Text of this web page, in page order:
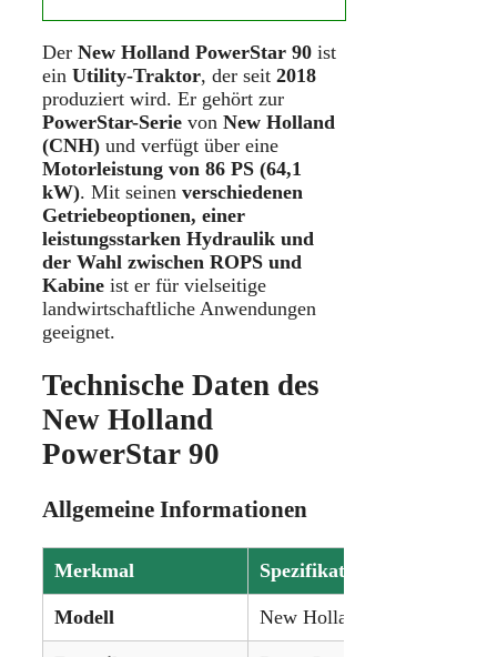
Der New Holland PowerStar 90 ist
ein Utility-Traktor, der seit 2018
produziert wird. Er gehört zur
PowerStar-Serie von New Holland
(CNH) und verfügt über eine
Motorleistung von 86 PS (64,1
kW). Mit seinen verschiedenen
Getriebeoptionen, einer
leistungsstarken Hydraulik und
der Wahl zwischen ROPS und
Kabine ist er für vielseitige
landwirtschaftliche Anwendungen
geeignet.
Technische Daten des
New Holland
PowerStar 90
Allgemeine Informationen
Merkmal Spezifikation
Modell New Holland PowerStar 90